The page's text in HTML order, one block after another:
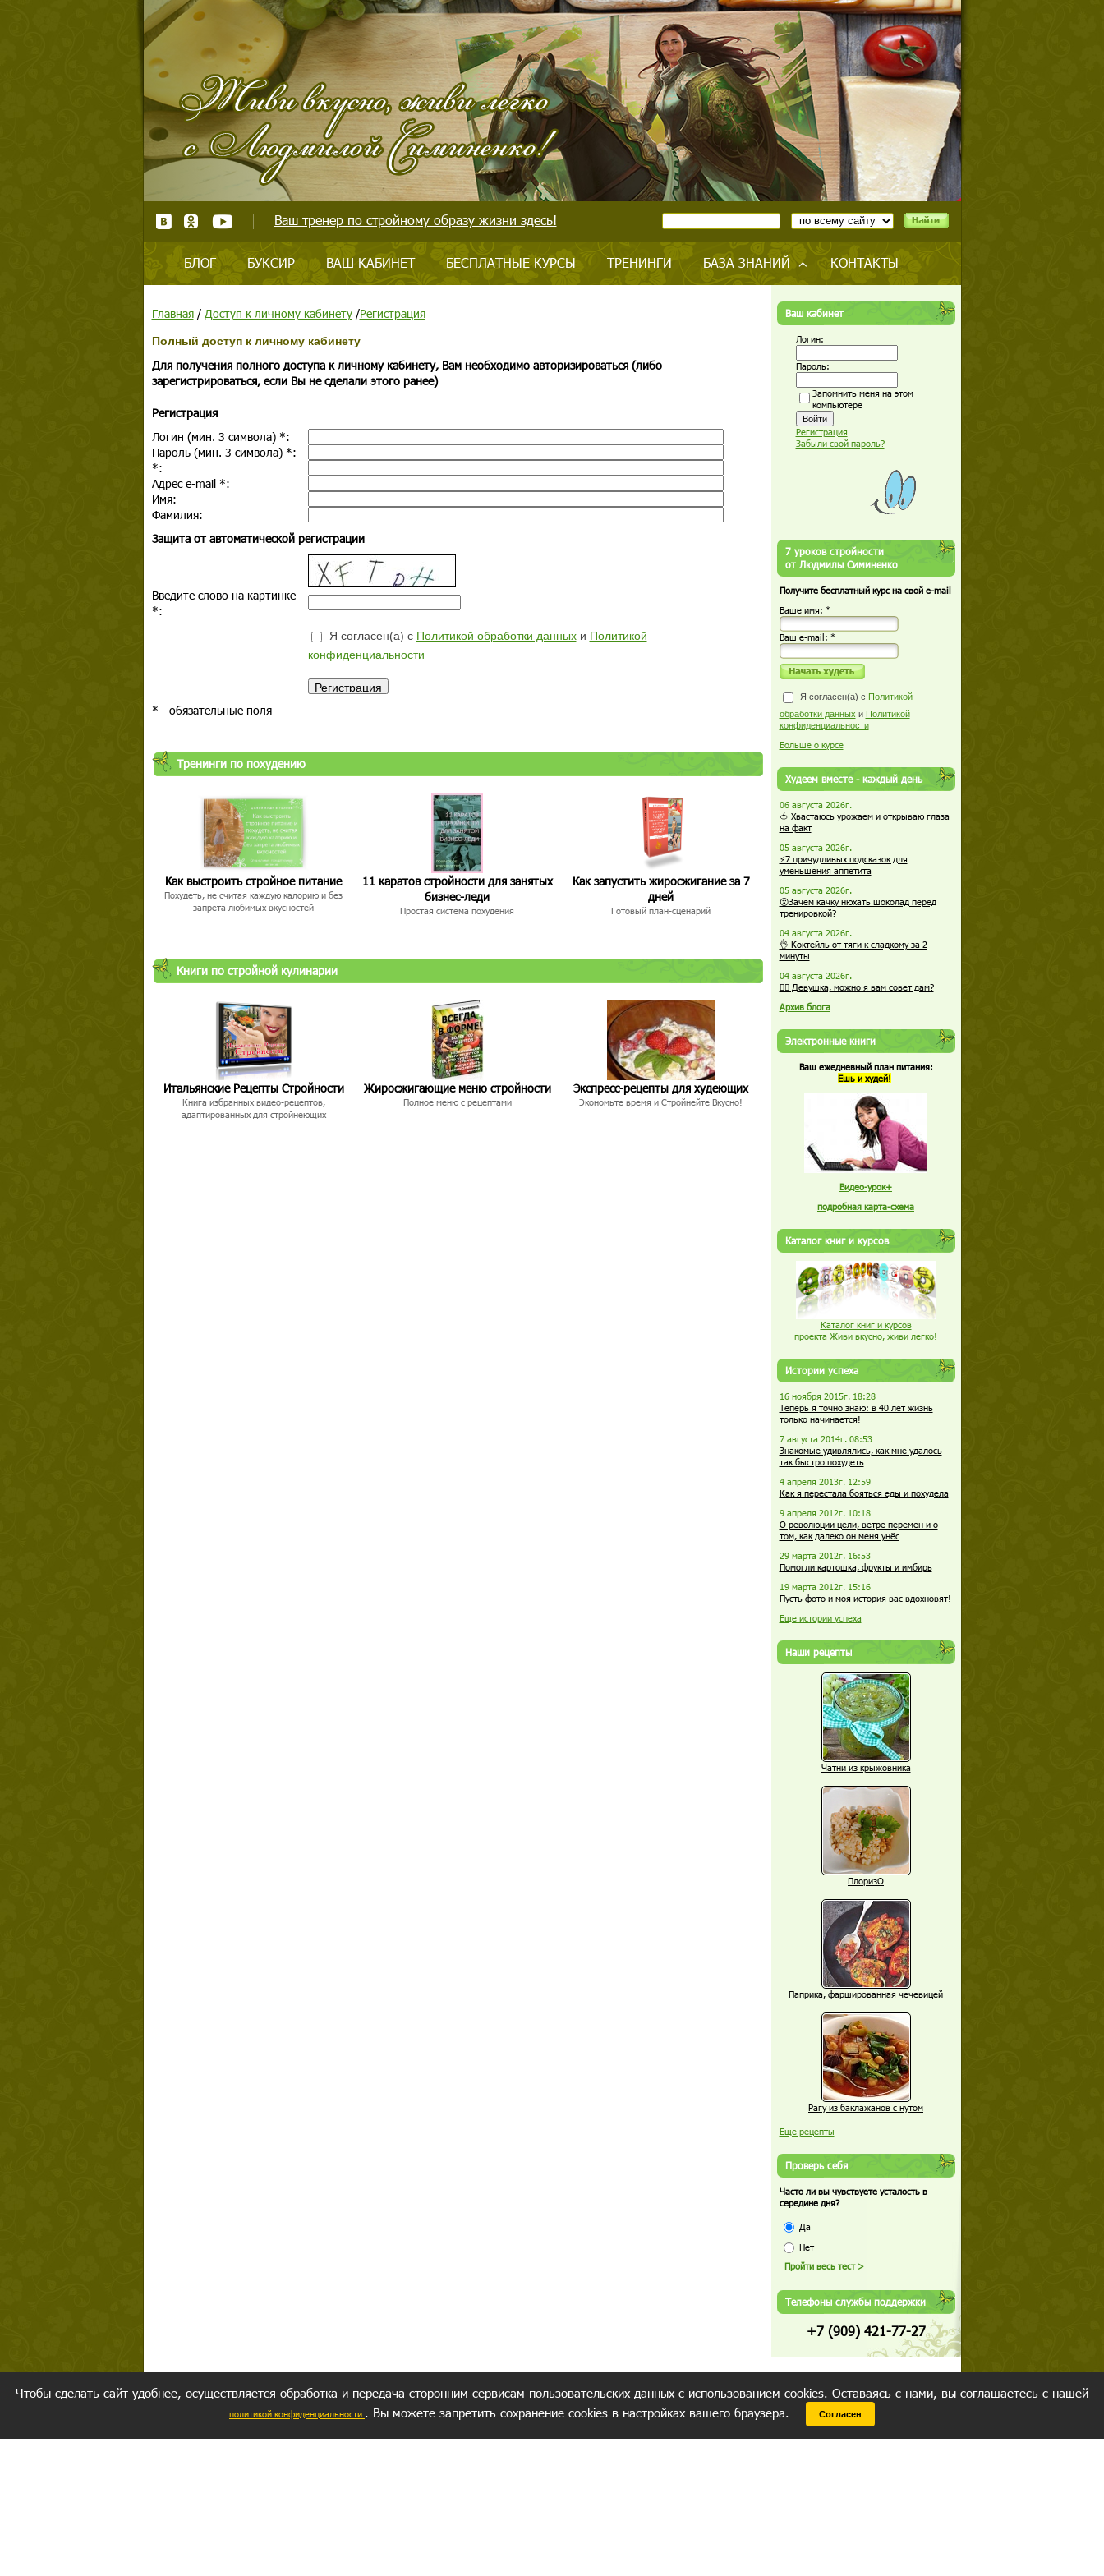
Ваш тренер по стройному образу жизни здесь!
БЛОГ БУКСИР ВАШ КАБИНЕТ БЕСПЛАТНЫЕ КУРСЫ ТРЕНИНГИ БАЗА ЗНАНИЙ КОНТАКТЫ
Главная/ Доступ к личному кабинету/Регистрация
Полный доступ к личному кабинету
Для получения полного доступа к личному кабинету, Вам необходимо авторизироваться (либо
зарегистрироваться, если Вы не сделали этого ранее)
Регистрация
Логин (мин. 3 символа) *:
Пароль (мин. 3 символа) *:
*:
Адрес e-mail *:
Имя:
Фамилия:
Защита от автоматической регистрации
Введите слово на картинке
*:
Я согласен(а) с Политикой обработки данныхи Политикой
конфиденциальности
* - обязательные поля
Тренинги по похудению
Как выстроить стройное питание
Похудеть, не считая каждую калорию и без
запрета любимых вкусностей
11 каратов стройности для занятых
бизнес-леди
Простая система похудения
Как запустить жиросжигание за 7
дней
Готовый план-сценарий
Книги по стройной кулинарии
Итальянские Рецепты Стройности
Книга избранных видео-рецептов,
адаптированных для стройнеющих
Жиросжигающие меню стройности
Полное меню с рецептами
Экспресс-рецепты для худеющих
Экономьте время и Стройнейте Вкусно!
Ваш кабинет
Логин:
Пароль:
Запомнить меня на этом
компьютере
Регистрация
Забыли свой пароль?
7 уроков стройности
от Людмилы Симиненко
Получите бесплатный курс на свой e-mail
Ваше имя: *
Ваш е-mail: *
Я согласен(а) с Политикой
обработки данных и Политикой
конфиденциальности
Больше о курсе
Худеем вместе - каждый день
06 августа 2026г.
🍅 Хвастаюсь урожаем и открываю глаза
на факт
05 августа 2026г.
⚡7 причудливых подсказок для
уменьшения аппетита
05 августа 2026г.
😮Зачем качку нюхать шоколад перед
тренировкой?
04 августа 2026г.
👌 Коктейль от тяги к сладкому за 2
минуты
04 августа 2026г.
🏋️‍♀️ Девушка, можно я вам совет дам?
Архив блога
Электронные книги
Ваш ежедневный план питания:
Ешь и худей!
Видео-урок+
подробная карта-схема
Каталог книг и курсов
Каталог книг и курсов
проекта Живи вкусно, живи легко!
Истории успеха
16 ноября 2015г. 18:28
Теперь я точно знаю: в 40 лет жизнь
только начинается!
7 августа 2014г. 08:53
Знакомые удивлялись, как мне удалось
так быстро похудеть
4 апреля 2013г. 12:59
Как я перестала бояться еды и похудела
9 апреля 2012г. 10:18
О революции цели, ветре перемен и о
том, как далеко он меня унёс
29 марта 2012г. 16:53
Помогли картошка, фрукты и имбирь
19 марта 2012г. 15:16
Пусть фото и моя история вас вдохновят!
Еще истории успеха
Наши рецепты
Чатни из крыжовника
ПлоризО
Паприка, фаршированная чечевицей
Рагу из баклажанов с нутом
Еще рецепты
Проверь себя
Часто ли вы чувствуете усталость в
середине дня?
Да
Нет
Телефоны службы поддержки
+7 (909) 421-77-27
Чтобы сделать сайт удобнее, осуществляется обработка и передача сторонним сервисам пользовательских данных с использованием cookies. Оставаясь с нами, вы соглашаетесь с нашей
политикой конфиденциальности . Вы можете запретить сохранение cookies в настройках вашего браузера. Согласен